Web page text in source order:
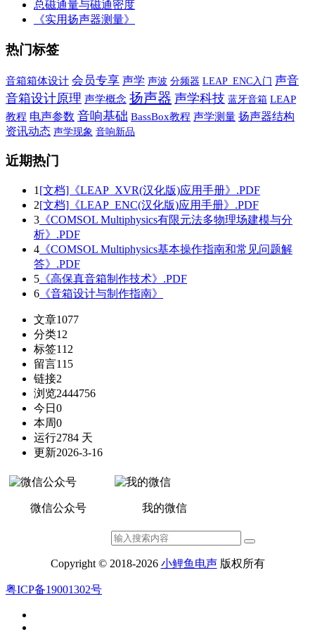
总磁通量与磁通密度
《实用扬声器测量》
热门标签
音箱箱体设计 会员专享 声学 声波 分频器 LEAP_ENC入门 声音
音箱设计原理 声学概念 扬声器 声学科技 蓝牙音箱 LEAP
教程 电声参数 音响基础 BassBox教程 声学测量 扬声器结构
资讯动态 声学现象 音响新品
近期热门
1 [文档]《LEAP_XVR(汉化版)应用手册》.PDF
2[文档]《LEAP_ENC(汉化版)应用手册》.PDF
3 《COMSOL Multiphysics有限元法多物理场建模与分
析》.PDF
4 《COMSOL Multiphysics基本操作指南和常见问题解
答》.PDF
5 《高保真音箱制作技术》.PDF
6 《音箱设计与制作指南》
文章1077
分类12
标签112
留言115
链接2
浏览2444756
今日 0
本周0
运行2784 天
更新2026-3-16
微信公众号 我的微信
Copyright © 2018-2026 小鲤鱼电声版权所有
粤ICP备19001302号